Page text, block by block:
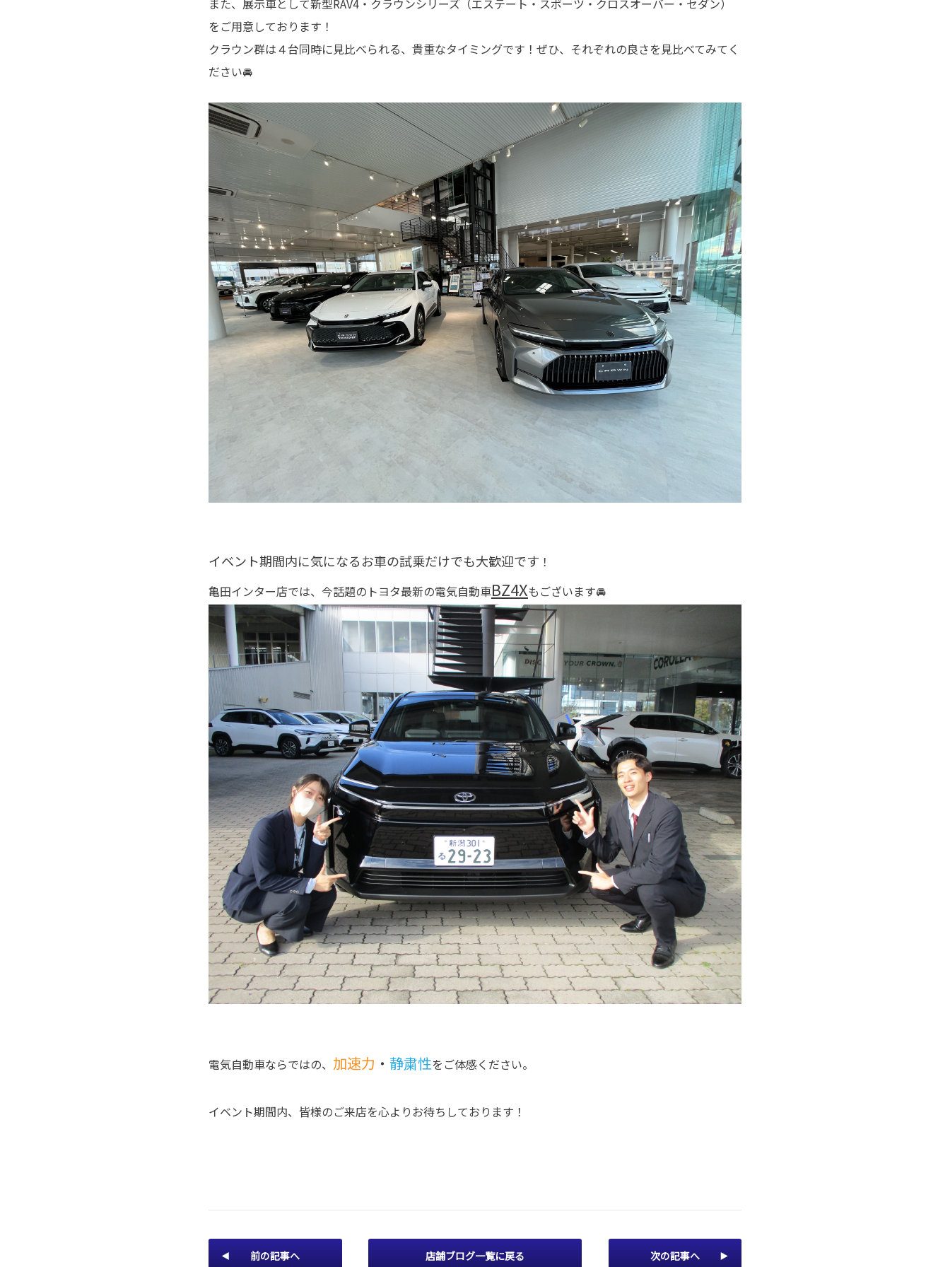
また、展示車として新型RAV4・クラウンシリーズ（エステート・スポーツ・クロスオーバー・セダン）
をご用意しております！
クラウン群は４台同時に見比べられる、貴重なタイミングです！ぜひ、それぞれの良さを見比べてみてく
ださい🚘
イベント期間内に気になるお車の試乗だけでも大歓迎です ！
亀田インター店では、今話題のトヨタ最新の電気自動車BZ4Xもございます🚘
電気自動車ならではの、 加速力 ・ 静粛性をご体感ください。
イベント期間内、皆様のご来店を心よりお待ちしております！
前の記事へ 店舗ブログ一覧に戻る 次の記事へ